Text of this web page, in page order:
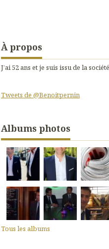
À propos
J’ai 52 ans et je suis issu de la
Tweets de @Benoitpernin
Albums photos
Tous les albums